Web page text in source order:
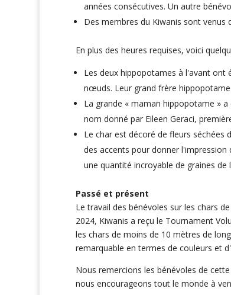
années consécutives. Un autre
Des membres du Kiwanis sont venus
En plus des heures requises, voici
Les deux hippopotames à l'avant ont
nœuds. Leur grand frère hippopotame
La grande « maman hippopotame »
nom donné par Eileen Geraci,
Le char est décoré de fleurs séchées
des accents pour donner
une quantité incroyable de graines
Passé et présent
Le travail des bénévoles sur les chars
2024, Kiwanis a reçu le Tournament
les chars de moins de 10 mètres de
remarquable en termes de couleurs et
Nous remercions les bénévoles de
nous encourageons tout le monde à